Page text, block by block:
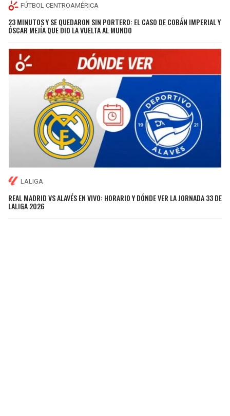
FÚTBOL CENTROAMÉRICA
23 MINUTOS Y SE QUEDARON SIN PORTERO: EL CASO DE COBÁN IMPERIAL Y
ÓSCAR MEJÍA QUE DIO LA VUELTA AL MUNDO
LALIGA
REAL MADRID VS ALAVÉS EN VIVO: HORARIO Y DÓNDE VER LA JORNADA 33 DE
LALIGA 2026